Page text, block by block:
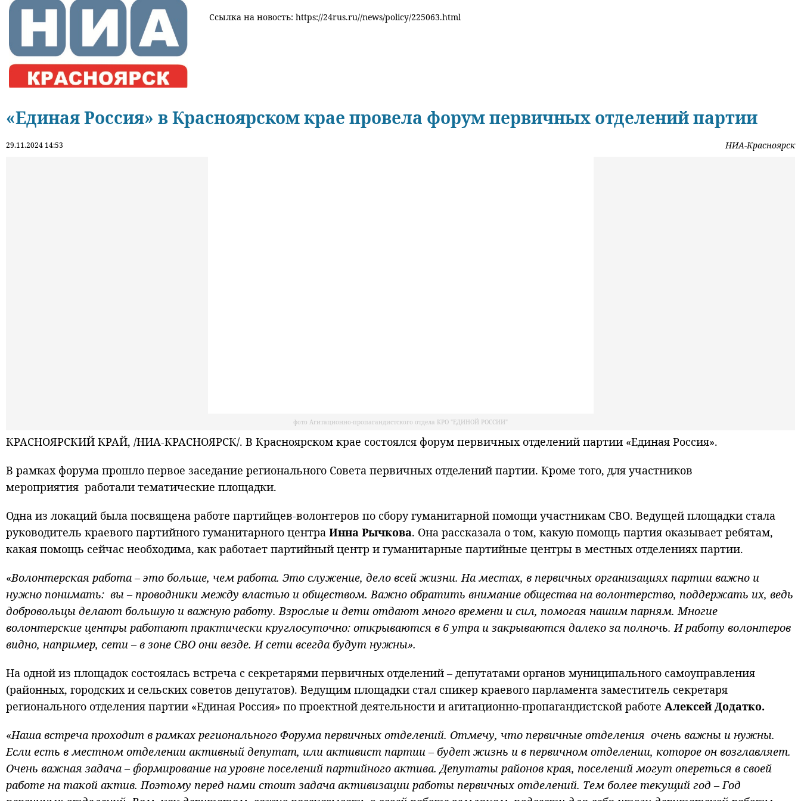
Ссылка на новость: https://24rus.ru//news/policy/225063.html
«Единая Россия» в Красноярском крае провела форум первичных отделений партии
29.11.2024 14:53 НИА-Красноярск
фото Агитационно-пропагандистского отдела КРО "ЕДИНОЙ РОССИИ"
КРАСНОЯРСКИЙ КРАЙ, /НИА-КРАСНОЯРСК/. В Красноярском крае состоялся форум первичных отделений партии «Единая Россия».
В рамках форума прошло первое заседание регионального Совета первичных отделений партии. Кроме того, для участников
мероприятия работали тематические площадки.
Одна из локаций была посвящена работе партийцев-волонтеров по сбору гуманитарной помощи участникам СВО. Ведущей площадки стала
руководитель краевого партийного гуманитарного центра Инна Рычкова. Она рассказала о том, какую помощь партия оказывает ребятам,
какая помощь сейчас необходима, как работает партийный центр и гуманитарные партийные центры в местных отделениях партии.
«Волонтерская работа – это больше, чем работа. Это служение, дело всей жизни. На местах, в первичных организациях партии важно и
нужно понимать: вы – проводники между властью и обществом. Важно обратить внимание общества на волонтерство, поддержать их, ведь
добровольцы делают большую и важную работу. Взрослые и дети отдают много времени и сил, помогая нашим парням. Многие
волонтерские центры работают практически круглосуточно: открываются в 6 утра и закрываются далеко за полночь. И работу волонтеров
видно, например, сети – в зоне СВО они везде. И сети всегда будут нужны».
На одной из площадок состоялась встреча с секретарями первичных отделений – депутатами органов муниципального самоуправления
(районных, городских и сельских советов депутатов). Ведущим площадки стал спикер краевого парламента заместитель секретаря
регионального отделения партии «Единая Россия» по проектной деятельности и агитационно-пропагандистской работе Алексей Додатко.
«Наша встреча проходит в рамках регионального Форума первичных отделений. Отмечу, что первичные отделения очень важны и нужны.
Если есть в местном отделении активный депутат, или активист партии – будет жизнь и в первичном отделении, которое он возглавляет.
Очень важная задача – формирование на уровне поселений партийного актива. Депутаты районов края, поселений могут опереться в своей
работе на такой актив. Поэтому перед нами стоит задача активизации работы первичных отделений. Тем более текущий год – Год